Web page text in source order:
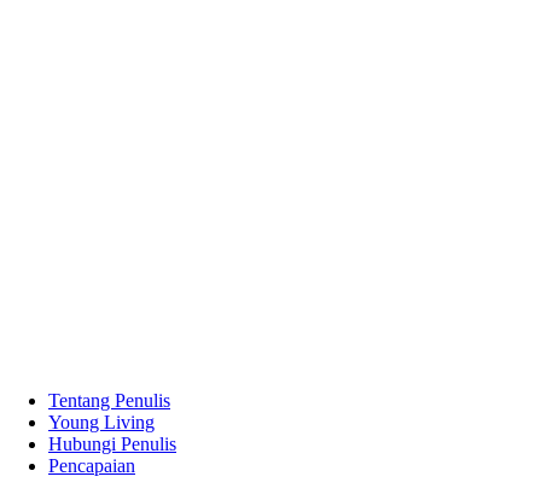
Tentang Penulis
Young Living
Hubungi Penulis
Pencapaian